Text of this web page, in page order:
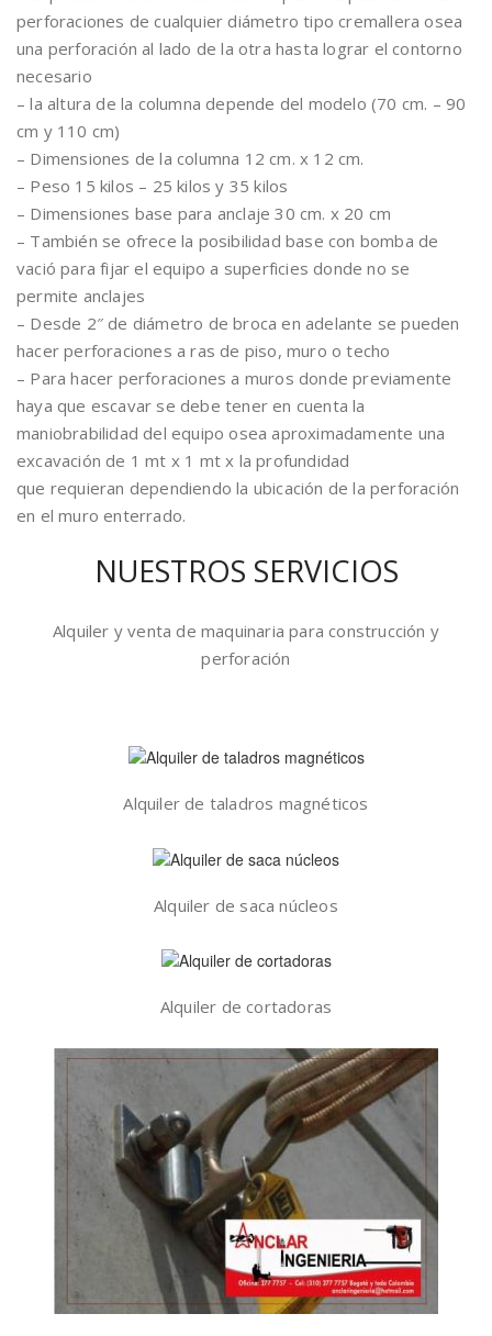
perforaciones de cualquier diámetro tipo cremallera osea
una perforación al lado de la otra hasta lograr el contorno
necesario
– la altura de la columna depende del modelo (70 cm. – 90
cm y 110 cm)
– Dimensiones de la columna 12 cm. x 12 cm.
– Peso 15 kilos – 25 kilos y 35 kilos
– Dimensiones base para anclaje 30 cm. x 20 cm
– También se ofrece la posibilidad base con bomba de
vació para fijar el equipo a superficies donde no se
permite anclajes
– Desde 2″ de diámetro de broca en adelante se pueden
hacer perforaciones a ras de piso, muro o techo
– Para hacer perforaciones a muros donde previamente
haya que escavar se debe tener en cuenta la
maniobrabilidad del equipo osea aproximadamente una
excavación de 1 mt x 1 mt x la profundidad
que requieran dependiendo la ubicación de la perforación
en el muro enterrado.
NUESTROS SERVICIOS
Alquiler y venta de maquinaria para construcción y
perforación
Alquiler de taladros magnéticos
Alquiler de saca núcleos
Alquiler de cortadoras